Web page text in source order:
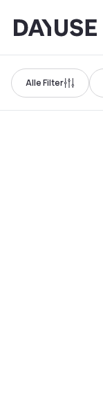
Dayuse
Alle Filter